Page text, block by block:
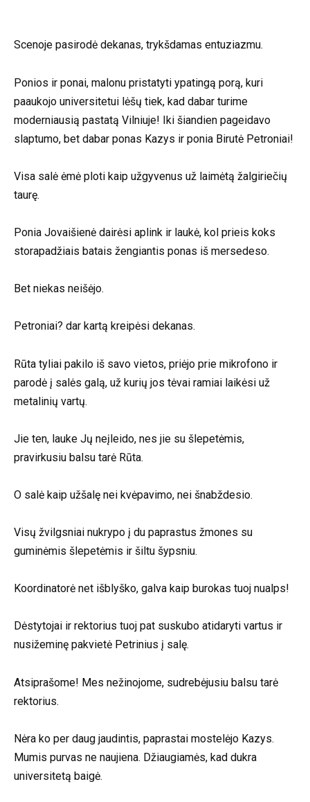
Scenoje pasirodė dekanas, trykšdamas entuziazmu.
Ponios ir ponai, malonu pristatyti ypatingą porą, kuri
paaukojo universitetui lėšų tiek, kad dabar turime
moderniausią pastatą Vilniuje! Iki šiandien pageidavo
slaptumo, bet dabar ponas Kazys ir ponia Birutė Petroniai!
Visa salė ėmė ploti kaip užgyvenus už laimėtą žalgiriečių
taurę.
Ponia Jovaišienė dairėsi aplink ir laukė, kol prieis koks
storapadžiais batais žengiantis ponas iš mersedeso.
Bet niekas neišėjo.
Petroniai? dar kartą kreipėsi dekanas.
Rūta tyliai pakilo iš savo vietos, priėjo prie mikrofono ir
parodė į salės galą, už kurių jos tėvai ramiai laikėsi už
metalinių vartų.
Jie ten, lauke Jų neįleido, nes jie su šlepetėmis,
pravirkusiu balsu tarė Rūta.
O salė kaip užšalę nei kvėpavimo, nei šnabždesio.
Visų žvilgsniai nukrypo į du paprastus žmones su
guminėmis šlepetėmis ir šiltu šypsniu.
Koordinatorė net išblyško, galva kaip burokas tuoj nualps!
Dėstytojai ir rektorius tuoj pat suskubo atidaryti vartus ir
nusižeminę pakvietė Petrinius į salę.
Atsiprašome! Mes nežinojome, sudrebėjusiu balsu tarė
rektorius.
Nėra ko per daug jaudintis, paprastai mostelėjo Kazys.
Mumis purvas ne naujiena. Džiaugiamės, kad dukra
universitetą baigė.